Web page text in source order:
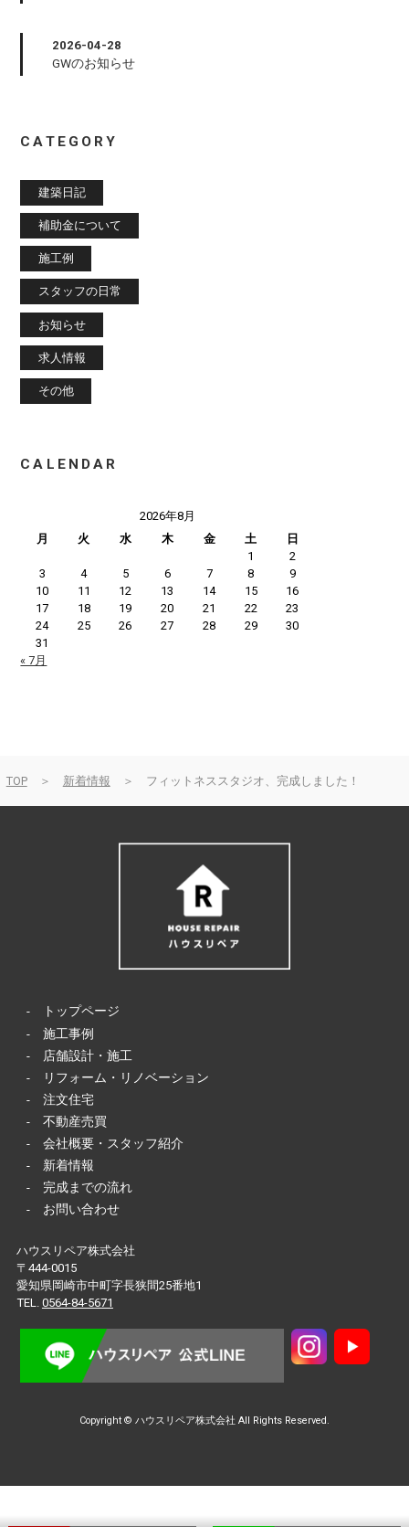
2026-04-28
GWのお知らせ
CATEGORY
建築日記
補助金について
施工例
スタッフの日常
お知らせ
求人情報
その他
CALENDAR
2026年8月
月
火 水 木 金 土
日
1
2
3
4 5 6 7 8
9
10
11 12 13 14 15
16
17
18 19 20 21 22
23
24
25 26 27 28 29
30
31
« 7月
TOP＞ 新着情報 ＞ フィットネススタジオ、完成しました！
-
トップページ
-施工事例
-
店舗設計・施工
-
リフォーム・リノベーション
-注文住宅
-不動産売買
-会社概要・スタッフ紹介
- 新着情報
- 完成までの流れ
- お問い合わせ
ハウスリペア株式会社
〒444-0015
愛知県岡崎市中町字長狭間25番地1
TEL. 0564-84-5671
Copyright © ハウスリペア株式会社 All Rights Reserved.